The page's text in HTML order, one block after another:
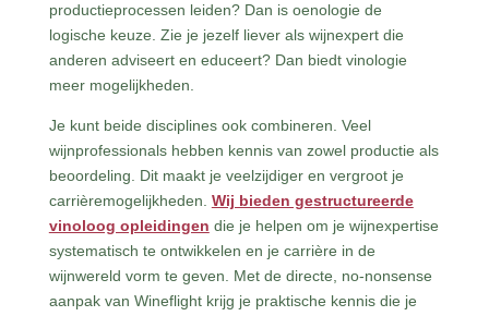
productieprocessen leiden? Dan is oenologie de
logische keuze. Zie je jezelf liever als wijnexpert die
anderen adviseert en educeert? Dan biedt vinologie
meer mogelijkheden.
Je kunt beide disciplines ook combineren. Veel
wijnprofessionals hebben kennis van zowel productie als
beoordeling. Dit maakt je veelzijdiger en vergroot je
carrièremogelijkheden. Wij bieden gestructureerde
vinoloog opleidingen die je helpen om je wijnexpertise
systematisch te ontwikkelen en je carrière in de
wijnwereld vorm te geven. Met de directe, no-nonsense
aanpak van Wineflight krijg je praktische kennis die je